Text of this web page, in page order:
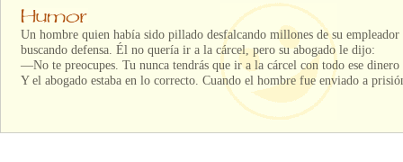
Un hombre quien había sido pillado desfalcando millones de su empleador
buscando defensa. Él no quería ir a la cárcel, pero su abogado le dijo:
—No te preocupes. Tu nunca tendrás que ir a la cárcel con todo ese dinero
Y el abogado estaba en lo correcto. Cuando el hombre fue enviado a